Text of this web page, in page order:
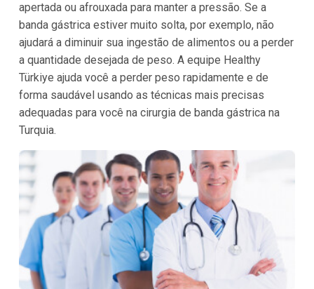
apertada ou afrouxada para manter a pressão. Se a
banda gástrica estiver muito solta, por exemplo, não
ajudará a diminuir sua ingestão de alimentos ou a perder
a quantidade desejada de peso. A equipe Healthy
Türkiye ajuda você a perder peso rapidamente e de
forma saudável usando as técnicas mais precisas
adequadas para você na cirurgia de banda gástrica na
Turquia.